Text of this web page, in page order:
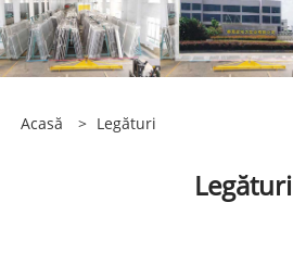
Acasă > Legături
Legături